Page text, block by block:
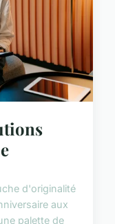
d'originalité
aux
palette de